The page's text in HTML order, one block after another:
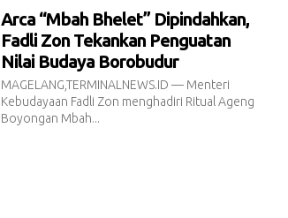
Arca “Mbah Bhelet” Dipindahkan,
Fadli Zon Tekankan Penguatan
Nilai Budaya Borobudur
MAGELANG,TERMINALNEWS.ID — Menteri
Kebudayaan Fadli Zon menghadiri Ritual Ageng
Boyongan Mbah...